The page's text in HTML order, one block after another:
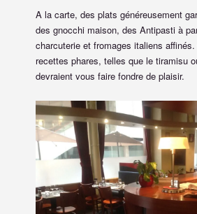
A la carte, des plats généreusement
des gnocchi maison, des Antipasti à
charcuterie et fromages italiens
recettes phares, telles que le tiramisu
devraient vous faire fondre de plaisir.